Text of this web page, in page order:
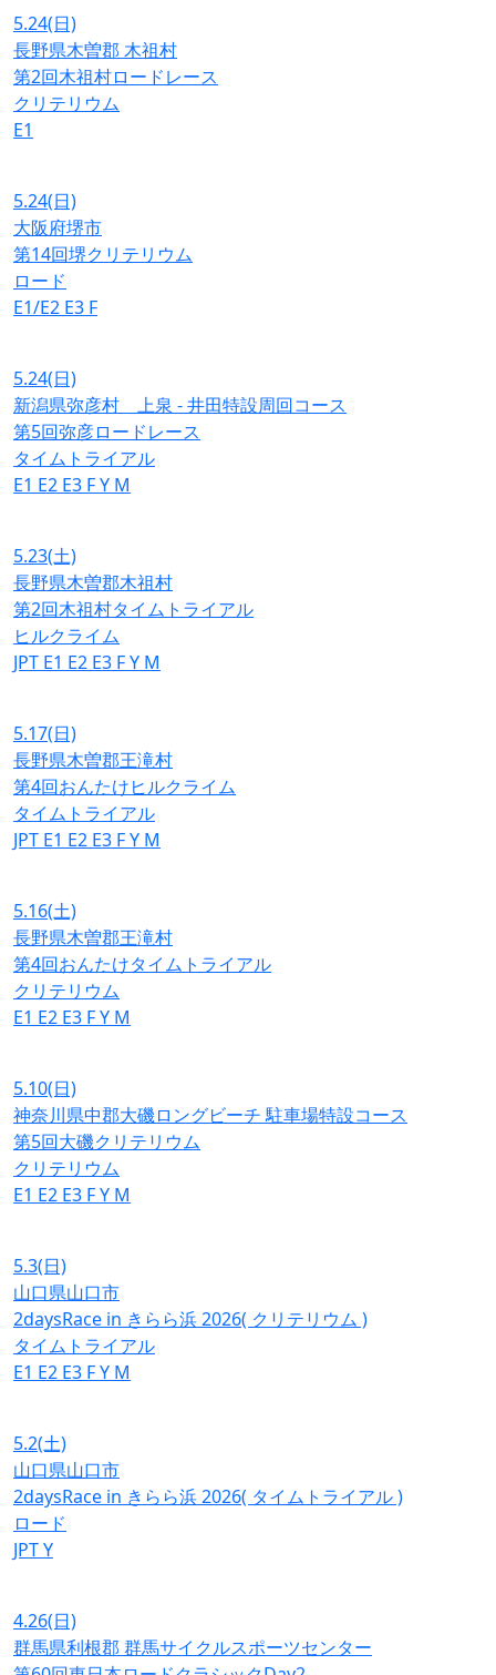
5.24(日)
長野県木曽郡 木祖村
第2回木祖村ロードレース
クリテリウム
E1
5.24(日)
大阪府堺市
第14回堺クリテリウム
ロード
E1/E2 E3 F
5.24(日)
新潟県弥彦村 上泉 - 井田特設周回コース
第5回弥彦ロードレース
タイムトライアル
E1 E2 E3 FY M
5.23(土)
長野県木曽郡木祖村
第2回木祖村タイムトライアル
ヒルクライム
JPT E1 E2 E3 FY M
5.17(日)
長野県木曽郡王滝村
第4回おんたけヒルクライム
タイムトライアル
JPT E1 E2 E3 FY M
5.16(土)
長野県木曽郡王滝村
第4回おんたけタイムトライアル
クリテリウム
E1 E2 E3 FY M
5.10(日)
神奈川県中郡大磯ロングビーチ 駐車場特設コース
第5回大磯クリテリウム
クリテリウム
E1 E2 E3 FY M
5.3(日)
山口県山口市
2daysRace in きらら浜 2026( クリテリウム )
タイムトライアル
E1 E2 E3 FY M
5.2(土)
山口県山口市
2daysRace in きらら浜 2026( タイムトライアル )
ロード
JPTY
4.26(日)
群馬県利根郡 群馬サイクルスポーツセンター